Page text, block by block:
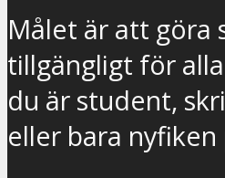
Målet är att göra
tillgängligt för
du är student,
eller bara nyfiken